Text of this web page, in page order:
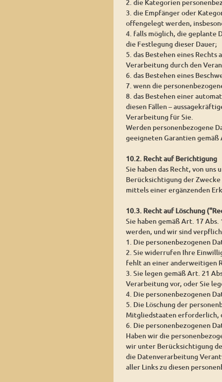
2. die Kategorien
3. die Empfänger oder
offengelegt werden,
4. falls möglich, die geplante
die Festlegung dieser Dauer;
5. das Bestehen eines
Verarbeitung durch den
6. das Bestehen eines
7. wenn die
8. das Bestehen einer
diesen Fällen –
Verarbeitung für Sie.
Werden personenbezogene
geeigneten Garantien
10.2. Recht auf Berichtigung
Sie haben das Recht, von
Berücksichtigung der
mittels einer ergänzenden
10.3. Recht auf Löschung
Sie haben gemäß Art. 17
werden, und wir sind
1. Die personenbezogenen
2. Sie widerrufen Ihre
fehlt an einer anderweitigen
3. Sie legen gemäß Art. 21
Verarbeitung vor, oder Sie
4. Die personenbezogenen
5. Die Löschung der
Mitgliedstaaten erforderlich,
6. Die personenbezogenen
Haben wir die
wir unter Berücksichtigung
die Datenverarbeitung
aller Links zu diesen